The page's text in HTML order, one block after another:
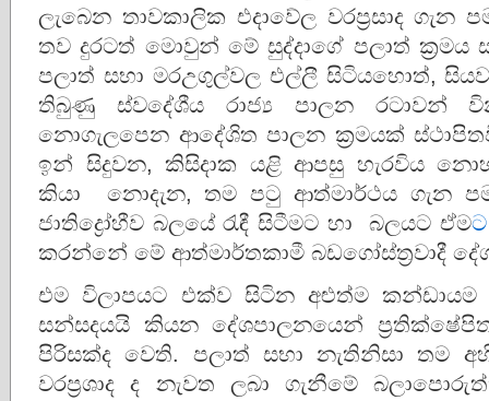
ලැබෙන තාවකාලික එදාවේල වරප්‍රසාද
තව දුරටත් මොවුන් මේ සුද්දාගේ පලාත්
පලාත් සභා මරඋගුල්වල එල්ලී සිටියහොත්,
තිබුණු ස්වදේශීය රාජ්‍ය පාලන රටාවන්
නොගැලපෙන ආදේශිත පාලන ක්‍රමයක්
ඉන් සිදුවන, කිසිදාක යළි ආපසු හැරවිය
කියා නොදැන, තම පටු ආත්මාර්ථය ගැන
ජාතිද්‍රෝහීව බලයේ රැඳී සිටීමට හා බලයට ඒමට
කරන්නේ මේ ආත්මාර්තකාමී බඩගෝස්ත්‍රවාදී
එම විලාපයට එක්ව සිටින අළුත්ම
සන්සදයයි කියන දේශපාලනයෙන්
පිරිසක්ද වෙති. පලාත් සභා නැතිනිසා තම
වරප්‍රශාද ද නැවත ලබා ගැනීමේ